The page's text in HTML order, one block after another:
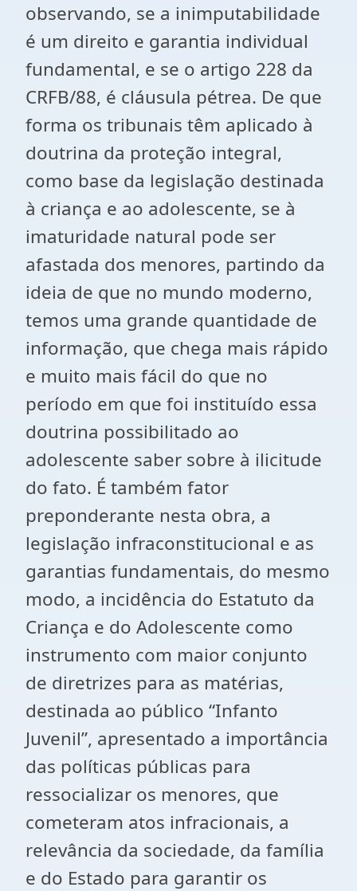
observando, se a inimputabilidade
é um direito e garantia individual
fundamental, e se o artigo 228 da
CRFB/88, é cláusula pétrea. De que
forma os tribunais têm aplicado à
doutrina da proteção integral,
como base da legislação destinada
à criança e ao adolescente, se à
imaturidade natural pode ser
afastada dos menores, partindo da
ideia de que no mundo moderno,
temos uma grande quantidade de
informação, que chega mais rápido
e muito mais fácil do que no
período em que foi instituído essa
doutrina possibilitado ao
adolescente saber sobre à ilicitude
do fato. É também fator
preponderante nesta obra, a
legislação infraconstitucional e as
garantias fundamentais, do mesmo
modo, a incidência do Estatuto da
Criança e do Adolescente como
instrumento com maior conjunto
de diretrizes para as matérias,
destinada ao público “Infanto
Juvenil”, apresentado a importância
das políticas públicas para
ressocializar os menores, que
cometeram atos infracionais, a
relevância da sociedade, da família
e do Estado para garantir os